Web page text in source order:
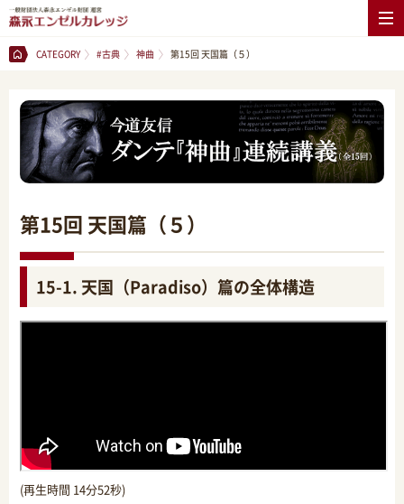
CATEGORY #古典 神曲 第15回 天国篇（５）
第15回 天国篇（５）
15-1. 天国（Paradiso）篇の全体構造
(再生時間 14分52秒)